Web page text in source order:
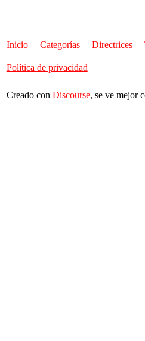
Inicio Categorías Directrices
Política de privacidad
Creado con Discourse, se ve mejor